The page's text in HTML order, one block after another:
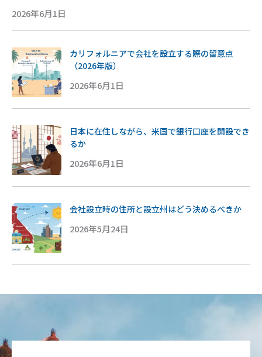
2026年6月1日
カリフォルニアで会社を設立する際の留意点
（2026年版）
2026年6月1日
日本に在住しながら、米国で銀行口座を開設でき
るか
2026年6月1日
会社設立時の住所と設立州はどう決めるべきか
2026年5月24日